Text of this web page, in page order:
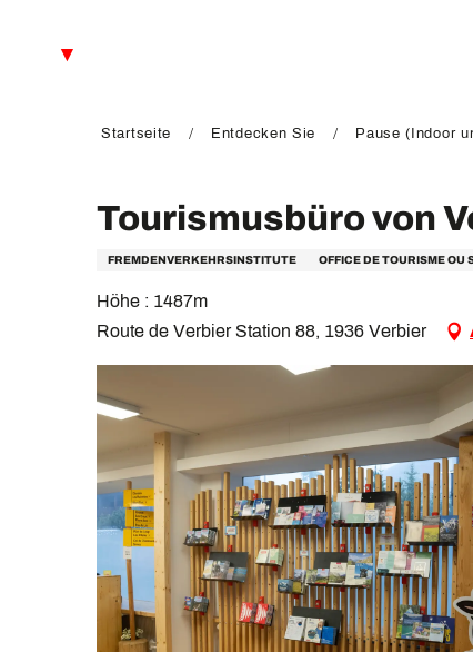
Startseite Entdecken Sie Pause (Indoor
Tourismusbüro von
FREMDENVERKEHRSINSTITUTE OFFICE DE TOURISME OU
Höhe : 1487m
Route de Verbier Station 88, 1936 Verbier